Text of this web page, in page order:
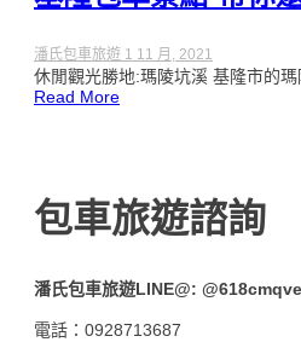
潘氏包車旅遊 1 11 月, 2021
休閒觀光勝地:瑪陵坑溪 基隆市的
Read More
包車旅遊諮詢
潘氏包車旅遊LINE@: @618cmqve
電話：0928713687